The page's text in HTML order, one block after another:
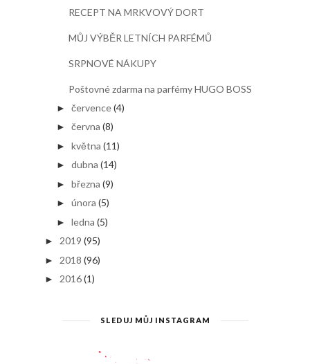
RECEPT NA MRKVOVÝ DORT
MŮJ VÝBĚR LETNÍCH PARFÉMŮ
SRPNOVÉ NÁKUPY
Poštovné zdarma na parfémy HUGO BOSS
► července(4)
► června (8)
► května (11)
► dubna (14)
► března (9)
► února (5)
► ledna (5)
► 2019 (95)
► 2018 (96)
► 2016(1)
SLEDUJ MŮJ INSTAGRAM